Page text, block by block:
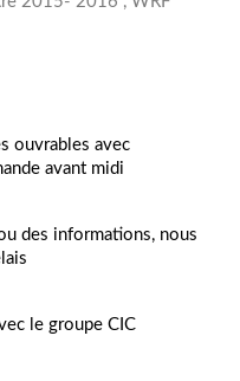
ouvrables avec
avant midi
des informations, nous
le groupe CIC